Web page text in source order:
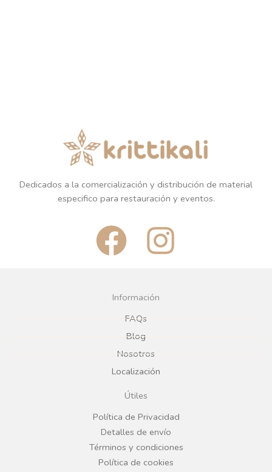
Dedicados a la comercialización y distribución de material
especifico para restauración y eventos.
F
a
c
e
b
o
o
k
I
n
g
r
a
Información
FAQs
Blog
Nosotros
Localización
Útiles
Política de Privacidad
Detalles de envío
Términos y condiciones
Política de cookies